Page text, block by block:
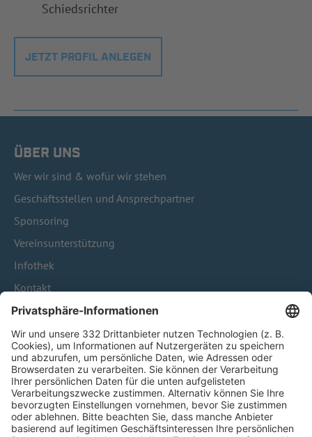
Schiedsrichter
JETZT PROFIL ANLEGEN
ÜBER UNS
Wer wir sind & wofür wir stehen
Geschäftsstellen und Ansprechpartner
Sponsoring
Vereinsunterstützung
Infothek
Kontakt
HÄUFIG BESUCHTE SEITEN
Pässe und Vereinswechsel
Trainerausbildung
Schulungsangebot Vereinsmitarbeiter
BFV-Geschäftsstellen